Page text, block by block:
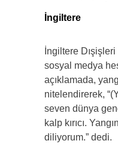
İngiltere
İngiltere
sosyal medya
açıklamada,
nitelendirerek,
seven dünya
kalp kırıcı.
diliyorum.” dedi.